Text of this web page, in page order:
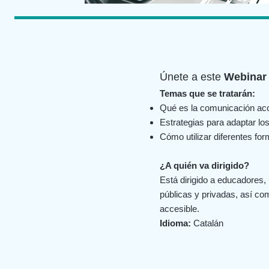
Únete a este
Temas que se tratarán:
Qué es la comunicación
Estrategias para adaptar
Cómo utilizar diferentes
¿A quién va dirigido?
Está dirigido a
públicas y privadas, así
accesible.
Idioma: Catalán